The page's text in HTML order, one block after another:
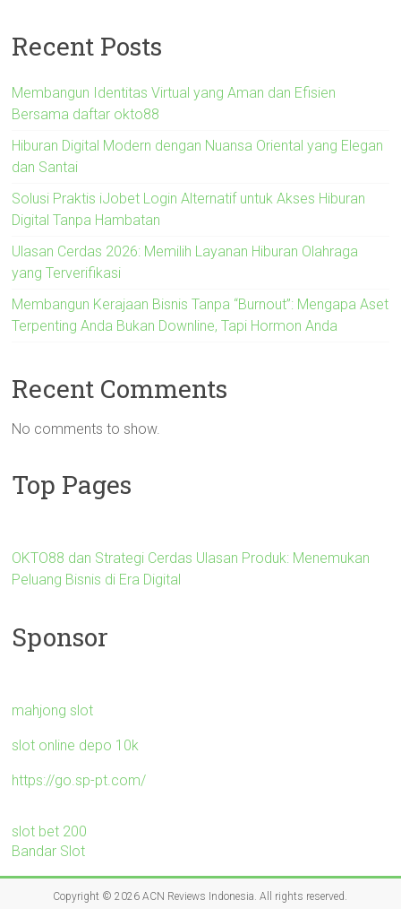
Recent Posts
Membangun Identitas Virtual yang Aman dan Efisien
Bersama daftar okto88
Hiburan Digital Modern dengan Nuansa Oriental yang Elegan
dan Santai
Solusi Praktis iJobet Login Alternatif untuk Akses Hiburan
Digital Tanpa Hambatan
Ulasan Cerdas 2026: Memilih Layanan Hiburan Olahraga
yang Terverifikasi
Membangun Kerajaan Bisnis Tanpa “Burnout”: Mengapa Aset
Terpenting Anda Bukan Downline, Tapi Hormon Anda
Recent Comments
No comments to show.
Top Pages
OKTO88 dan Strategi Cerdas Ulasan Produk: Menemukan
Peluang Bisnis di Era Digital
Sponsor
mahjong slot
slot online depo 10k
https://go.sp-pt.com/
slot bet 200
Bandar Slot
Copyright © 2026ACN Reviews Indonesia . All rights reserved.